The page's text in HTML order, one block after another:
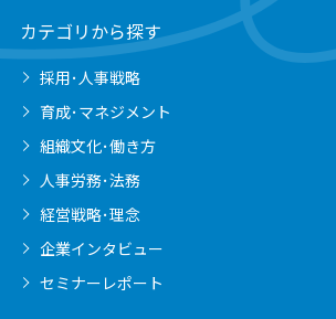
カテゴリから探す
採用･人事戦略
育成･マネジメント
組織文化･働き方
人事労務･法務
経営戦略･理念
企業インタビュー
セミナーレポート